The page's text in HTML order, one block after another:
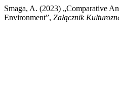
Smaga, A. (2023) „Comparative
Environment”, Załącznik